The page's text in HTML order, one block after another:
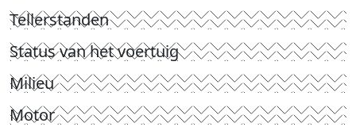
Tellerstanden
Status van het voertuig
Milieu
Motor